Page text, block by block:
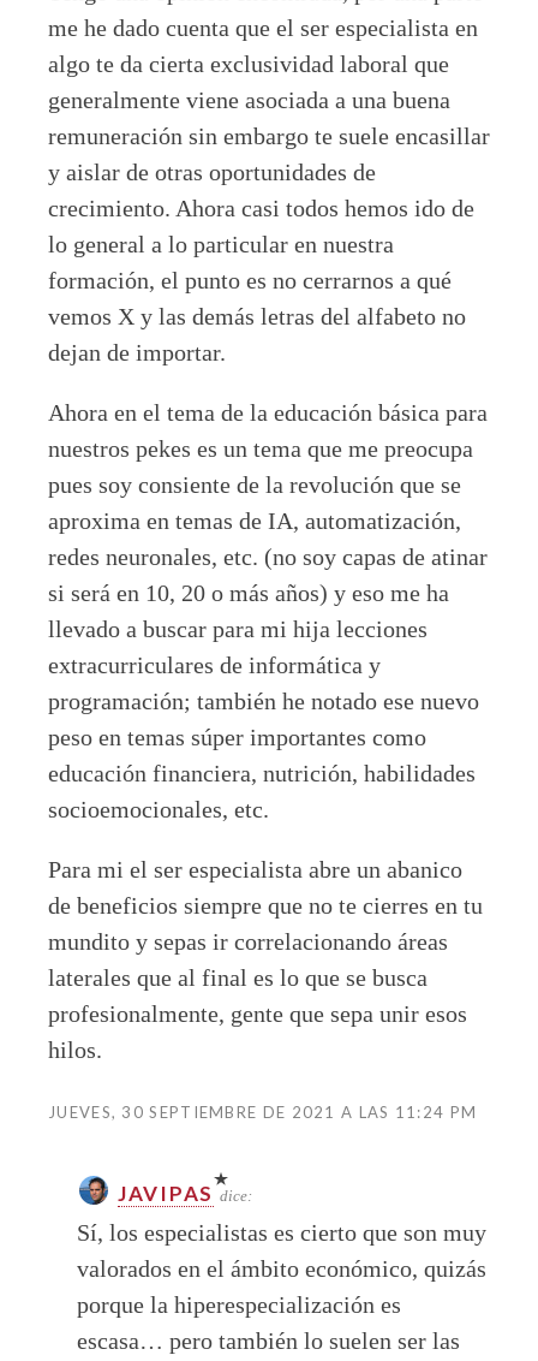
me he dado cuenta que el ser especialista en
algo te da cierta exclusividad laboral que
generalmente viene asociada a una buena
remuneración sin embargo te suele encasillar
y aislar de otras oportunidades de
crecimiento. Ahora casi todos hemos ido de
lo general a lo particular en nuestra
formación, el punto es no cerrarnos a qué
vemos X y las demás letras del alfabeto no
dejan de importar.
Ahora en el tema de la educación básica para
nuestros pekes es un tema que me preocupa
pues soy consiente de la revolución que se
aproxima en temas de IA, automatización,
redes neuronales, etc. (no soy capas de atinar
si será en 10, 20 o más años) y eso me ha
llevado a buscar para mi hija lecciones
extracurriculares de informática y
programación; también he notado ese nuevo
peso en temas súper importantes como
educación financiera, nutrición, habilidades
socioemocionales, etc.
Para mi el ser especialista abre un abanico
de beneficios siempre que no te cierres en tu
mundito y sepas ir correlacionando áreas
laterales que al final es lo que se busca
profesionalmente, gente que sepa unir esos
hilos.
JUEVES, 30 SEPTIEMBRE DE 2021 A LAS 11:24 PM
JAVIPAS dice:
Sí, los especialistas es cierto que son muy
valorados en el ámbito económico, quizás
porque la hiperespecialización es
escasa… pero también lo suelen ser las